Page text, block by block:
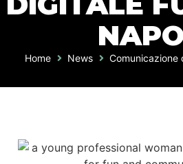
Home News Comunicazione